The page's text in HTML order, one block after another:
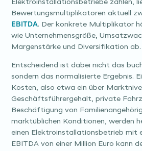
Elektroinstallationsbetriebe zählen,
Bewertungsmultiplikatoren aktuell
EBITDA. Der konkrete Multiplikator
wie Unternehmensgröße,
Margenstärke und Diversifikation ab.
Entscheidend ist dabei nicht das
sondern das normalisierte Ergebnis.
Kosten, also etwa ein über
Geschäftsführergehalt, private
Beschäftigung von
marktüblichen Konditionen, werden
einen Elektroinstallationsbetrieb mit
EBITDA von einer Million Euro kann